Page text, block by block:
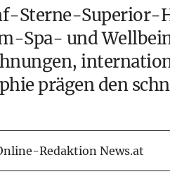
Sterne-Superior-
Spa- und
prägen den
Redaktion News.at